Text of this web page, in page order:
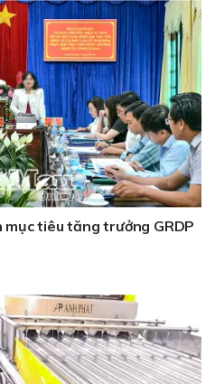
tiêu tăng trưởng GRDP